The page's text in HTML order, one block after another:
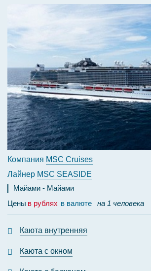
Компания MSC Cruises
Лайнер MSC SEASIDE
Майами
Майами
Цены в рублях в валюте на 1 человека
Каюта внутренняя
Каюта с окном